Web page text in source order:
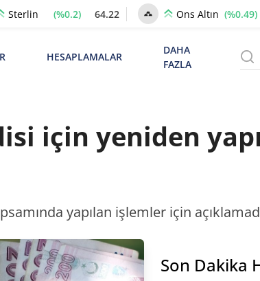
Sterlin (%0.2) 64.22 Ons Altın (%0.49)
HESAPLAMALAR
DAHA
FAZLA
için yeniden
yapılan işlemler için
Son Dakika